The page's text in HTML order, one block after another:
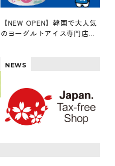
【NEW OPEN】韓国で大人気
のヨーグルトアイス専門店
NEWS